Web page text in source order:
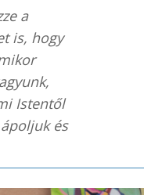
a
is, hogy
Istentől
és